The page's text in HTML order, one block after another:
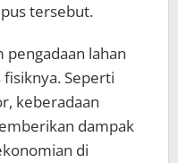
tersebut.
pengadaan lahan
Seperti
keberadaan
dampak
di